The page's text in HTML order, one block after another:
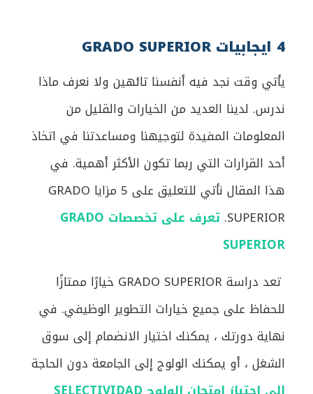
4 ايجابيات GRADO SUPERIOR
يأتي وقت نجد فيه أنفسنا تائهين ولا نعرف ماذا
ندرس. لدينا العديد من الخيارات والقليل من
المعلومات المفيدة لتوجيهنا ومساعدتنا في اتخاذ
أحد القرارات التي ربما تكون الأكثر أهمية. في
هذا المقال نأتي للتعليق على 5 مزايا GRADO
SUPERIOR.
تعرف على تخصصات GRADO
SUPERIOR
تعد دراسة GRADO SUPERIOR خيارًا ممتازًا
للحفاظ على جميع خيارات التطوير الوظيفي. في
نهاية دورتك ، يمكنك اختيار الانضمام إلى سوق
الشغل ، أو يمكنك الولوج إلى الجامعة دون الحاجة